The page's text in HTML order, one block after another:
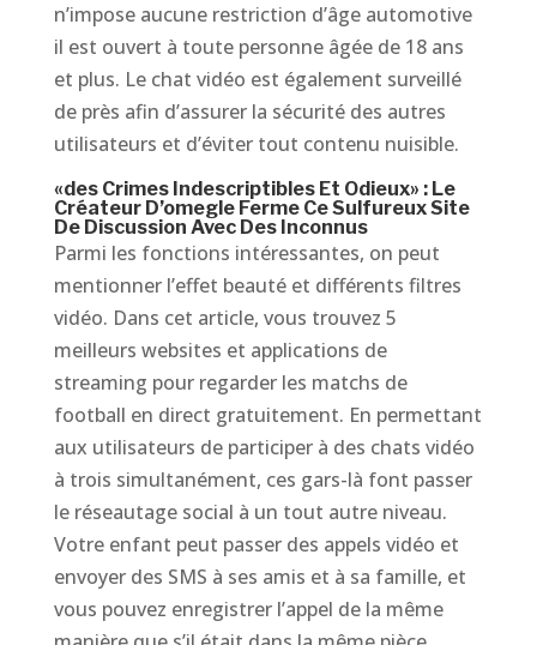
n’impose aucune restriction d’âge automotive
il est ouvert à toute personne âgée de 18 ans
et plus. Le chat vidéo est également surveillé
de près afin d’assurer la sécurité des autres
utilisateurs et d’éviter tout contenu nuisible.
«des Crimes Indescriptibles Et Odieux» : Le
Créateur D’omegle Ferme Ce Sulfureux Site
De Discussion Avec Des Inconnus
Parmi les fonctions intéressantes, on peut
mentionner l’effet beauté et différents filtres
vidéo. Dans cet article, vous trouvez 5
meilleurs websites et applications de
streaming pour regarder les matchs de
football en direct gratuitement. En permettant
aux utilisateurs de participer à des chats vidéo
à trois simultanément, ces gars-là font passer
le réseautage social à un tout autre niveau.
Votre enfant peut passer des appels vidéo et
envoyer des SMS à ses amis et à sa famille, et
vous pouvez enregistrer l’appel de la même